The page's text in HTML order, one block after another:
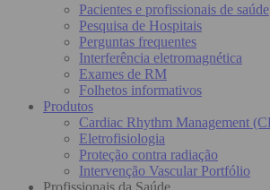
Pacientes e profissionais de saúde
Pesquisa de Hospitais
Perguntas frequentes
Interferência eletromagnética
Exames de RM
Folhetos informativos
Produtos
Cardiac Rhythm Management
Eletrofisiologia
Proteção contra radiação
Intervenção Vascular Portfólio
Profissionais da Saúde